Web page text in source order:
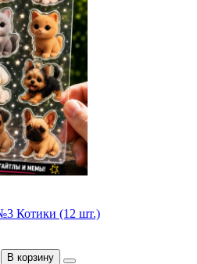
Котики (12 шт.)
В корзину